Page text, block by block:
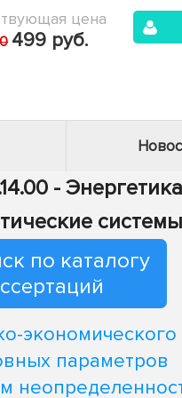
цена
499 руб.
- Энергетика
системы
по каталогу
экономического
параметров